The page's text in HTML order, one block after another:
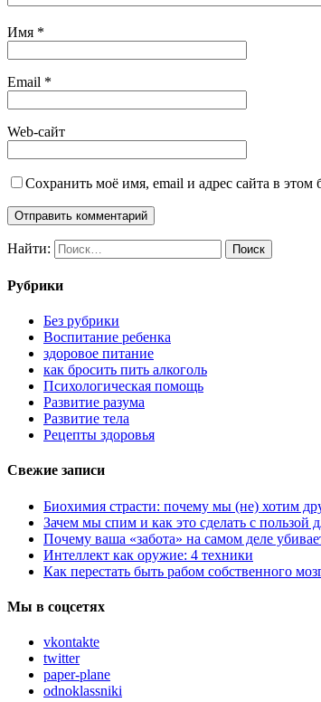
Имя *
Email *
Web-сайт
Сохранить моё имя, email и адрес сайта в
Найти:
Рубрики
Без рубрики
Воспитание ребенка
здоровое питание
как бросить пить алкоголь
Психологическая помощь
Развитие разума
Развитие тела
Рецепты здоровья
Свежие записи
Биохимия страсти: почему мы (не) хотим
Зачем мы спим и как это сделать с пользой
Почему ваша «забота» на самом деле
Интеллект как оружие: 4 техники
Как перестать быть рабом собственного
Мы в соцсетях
vkontakte
twitter
paper-plane
odnoklassniki